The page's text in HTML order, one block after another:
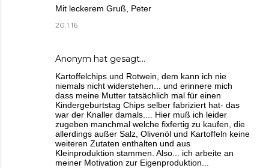
Mit leckerem Gruß, Peter
20.1.16
Anonym hat gesagt…
Kartoffelchips und Rotwein, dem kann ich nie
niemals nicht widerstehen... und erinnere mich
dass meine Mutter tatsächlich mal für einen
Kindergeburtstag Chips selber fabriziert hat- das
war der Knaller damals.... Hier muß ich leider
zugeben manchmal welche fixfertig zu kaufen, die
allerdings außer Salz, Olivenöl und Kartoffeln keine
weiteren Zutaten enthalten und aus
Kleinproduktion stammen. Also... ich arbeite an
meiner Motivation zur Eigenproduktion...